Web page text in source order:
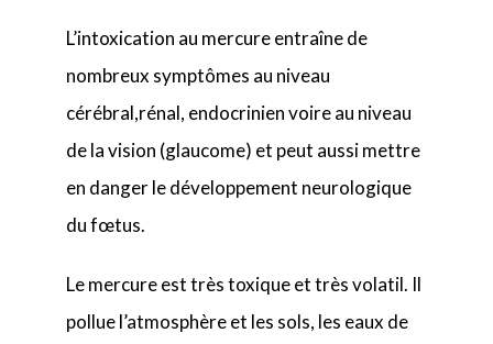
L’intoxication au mercure entraîne de
nombreux symptômes au niveau
cérébral,rénal, endocrinien voire au niveau
de la vision (glaucome) et peut aussi mettre
en danger le développement neurologique
du fœtus.
Le mercure est très toxique et très volatil. Il
pollue l’atmosphère et les sols, les eaux de